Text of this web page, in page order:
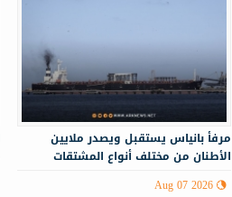
مرفأ بانياس يستقبل ويصدر ملايين
الأطنان من مختلف أنواع المشتقات
Aug 07 2026